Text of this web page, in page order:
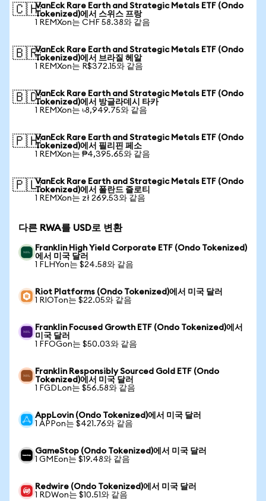
🇨🇭VanEck Rare Earth and Strategic Metals ETF (Ondo
Tokenized)에서 스위스 프랑
1 REMXon는 CHF 58.38와 같음
🇧🇷VanEck Rare Earth and Strategic Metals ETF (Ondo
Tokenized)에서 브라질 헤알
1 REMXon는 R$372.15와 같음
🇧🇩VanEck Rare Earth and Strategic Metals ETF (Ondo
Tokenized)에서 방글라데시 타카
1 REMXon는 ৳8,949.75와 같음
🇵🇭VanEck Rare Earth and Strategic Metals ETF (Ondo
Tokenized)에서 필리핀 페소
1 REMXon는 ₱4,395.65와 같음
🇵🇱VanEck Rare Earth and Strategic Metals ETF (Ondo
Tokenized)에서 폴란드 즐로티
1 REMXon는 zł 269.53와 같음
다른 RWA를 USD로 변환
Franklin High Yield Corporate ETF (Ondo Tokenized)
에서 미국 달러
1 FLHYon는 $24.58와 같음
Riot Platforms (Ondo Tokenized)에서 미국 달러
1 RIOTon는 $22.05와 같음
Franklin Focused Growth ETF (Ondo Tokenized)에서
미국 달러
1 FFOGon는 $50.03와 같음
Franklin Responsibly Sourced Gold ETF (Ondo
Tokenized)에서 미국 달러
1 FGDLon는 $56.58와 같음
AppLovin (Ondo Tokenized)에서 미국 달러
1 APPon는 $421.76와 같음
GameStop (Ondo Tokenized)에서 미국 달러
1 GMEon는 $19.48와 같음
Redwire (Ondo Tokenized)에서 미국 달러
1 RDWon는 $10.51와 같음